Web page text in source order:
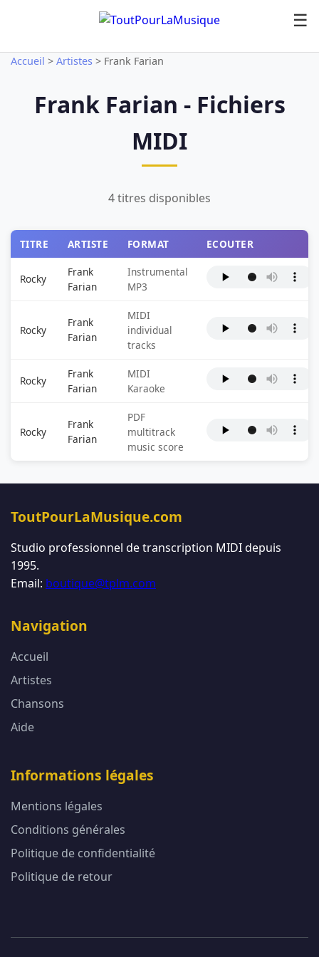
☰
Accueil > Artistes > Frank Farian
Frank Farian - Fichiers
MIDI
4 titres disponibles
TITRE ARTISTE FORMAT ECOUTER
Rocky
Frank
Farian
Instrumental
MP3
Rocky
Frank
Farian
MIDI
individual
tracks
Rocky
Frank
Farian
MIDI
Karaoke
Rocky
Frank
Farian
PDF
multitrack
music score
ToutPourLaMusique.com
Studio professionnel de transcription MIDI depuis
1995.
Email: boutique@tplm.com
Navigation
Accueil
Artistes
Chansons
Aide
Informations légales
Mentions légales
Conditions générales
Politique de confidentialité
Politique de retour